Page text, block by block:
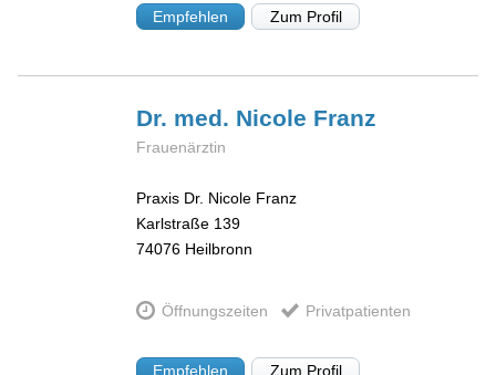
Empfehlen Zum Profil
Dr. med. Nicole Franz
Frauenärztin
Praxis Dr. Nicole Franz
Karlstraße 139
74076 Heilbronn
Öffnungszeiten Privatpatienten
Empfehlen Zum Profil